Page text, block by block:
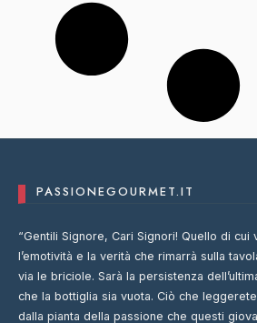
PASSIONEGOURMET.IT
“Gentili Signore, Cari Signori! Quello di cui
l’emotività e la verità che rimarrà sulla
via le briciole. Sarà la persistenza
che la bottiglia sia vuota. Ciò che
dalla pianta della passione che questi